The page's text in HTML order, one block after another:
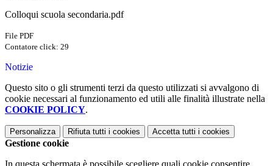
Colloqui scuola secondaria.pdf
File PDF
Contatore click: 29
Notizie
Questo sito o gli strumenti terzi da questo utilizzati si avvalgono di
cookie necessari al funzionamento ed utili alle finalità illustrate nella
COOKIE POLICY.
Personalizza Rifiuta tutti i cookies Accetta tutti i cookies
Gestione cookie
In questa schermata è possibile scegliere quali cookie consentire.